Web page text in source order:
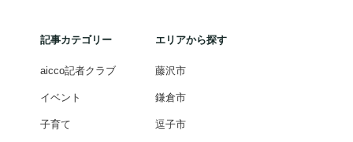
記事カテゴリー
aicco記者クラブ
イベント
子育て
エリアから探す
藤沢市
鎌倉市
逗子市